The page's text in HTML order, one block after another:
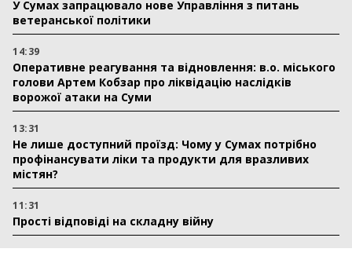
У Сумах запрацювало нове Управління з питань
ветеранської політики
14:39
Оперативне реагування та відновлення: в.о. міського
голови Артем Кобзар про ліквідацію наслідків
ворожої атаки на Суми
13:31
Не лише доступний проїзд: Чому у Сумах потрібно
профінансувати ліки та продукти для вразливих
містян?
11:31
Прості відповіді на складну війну